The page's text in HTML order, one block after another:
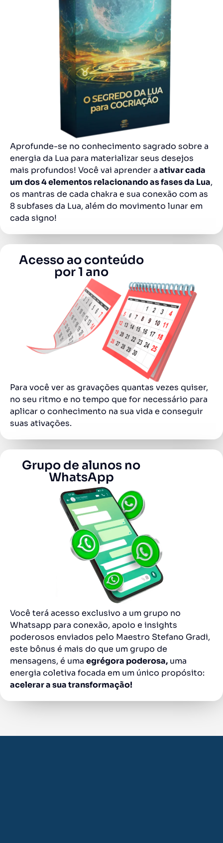
Aprofunde-se no conhecimento sagrado sobre a
energia da Lua para materializar seus desejos
mais profundos! Você vai aprender aativar cada
um dos 4 elementos relacionando as fases da Lua,
os mantras de cada chakra e sua conexão com as
8 subfases da Lua, além do movimento lunar em
cada signo!
Acesso ao conteúdo
por 1 ano
Para você ver as gravações quantas vezes quiser,
no seu ritmo e no tempo que for necessário para
aplicar o conhecimento na sua vida e conseguir
suas ativações.
Grupo de alunos no
WhatsApp
Você terá acesso exclusivo a um grupo no
Whatsapp para conexão, apoio e insights
poderosos enviados pelo Maestro Stefano Gradi,
este bônus é mais do que um grupo de
mensagens, é uma egrégora poderosa, uma
energia coletiva focada em um único propósito:
acelerar a sua transformação!